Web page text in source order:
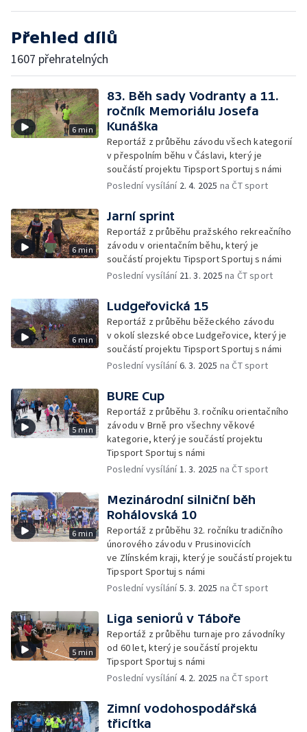
Přehled dílů
1607 přehratelných
6 min
83. Běh sady Vodranty a 11.
ročník Memoriálu Josefa
Kunáška
Reportáž z průběhu závodu všech kategorií
v přespolním běhu v Čáslavi, který je
součástí projektu Tipsport Sportuj s námi
Poslední vysílání 2. 4. 2025 na ČT sport
6 min
Jarní sprint
Reportáž z průběhu pražského rekreačního
závodu v orientačním běhu, který je
součástí projektu Tipsport Sportuj s námi
Poslední vysílání 21. 3. 2025 na ČT sport
6 min
Ludgeřovická 15
Reportáž z průběhu běžeckého závodu
v okolí slezské obce Ludgeřovice, který je
součástí projektu Tipsport Sportuj s námi
Poslední vysílání6. 3. 2025 na ČT sport
5 min
BURE Cup
Reportáž z průběhu 3. ročníku orientačního
závodu v Brně pro všechny věkové
kategorie, který je součástí projektu
Tipsport Sportuj s námi
Poslední vysílání1. 3. 2025 na ČT sport
6 min
Mezinárodní silniční běh
Rohálovská 10
Reportáž z průběhu 32. ročníku tradičního
únorového závodu v Prusinovicích
ve Zlínském kraji, který je součástí projektu
Tipsport Sportuj s námi
Poslední vysílání5. 3. 2025 na ČT sport
5 min
Liga seniorů v Táboře
Reportáž z průběhu turnaje pro závodníky
od 60 let, který je součástí projektu
Tipsport Sportuj s námi
Poslední vysílání4. 2. 2025 na ČT sport
Zimní vodohospodářská
třicítka